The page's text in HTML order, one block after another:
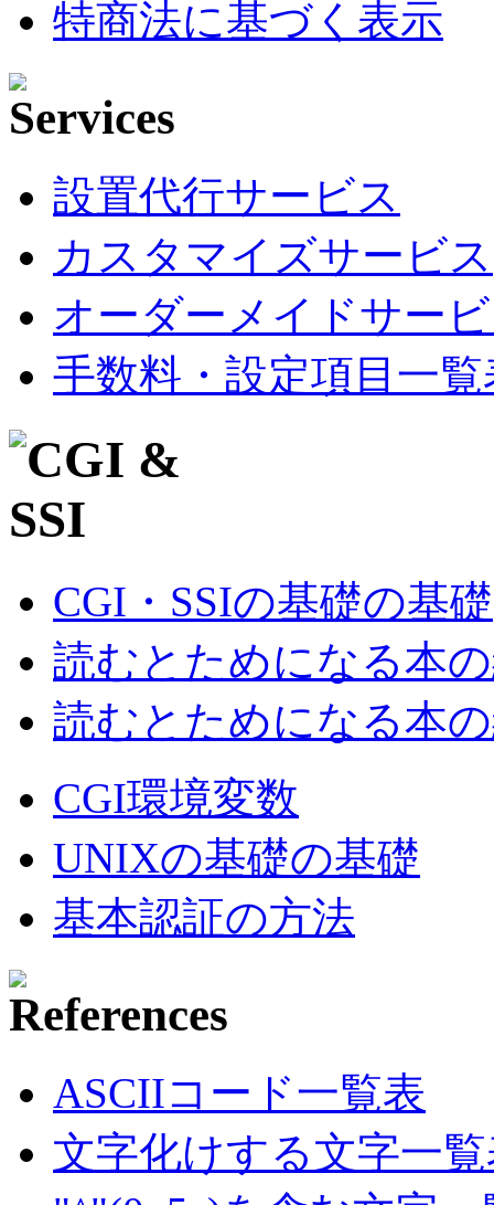
特商法に基づく表示
設置代行サービス
カスタマイズサービス
オーダーメイドサー
手数料・設定項目一覧
CGI・SSIの基礎の基礎
読むとためになる本
読むとためになる本
CGI環境変数
UNIXの基礎の基礎
基本認証の方法
ASCIIコード一覧表
文字化けする文字一